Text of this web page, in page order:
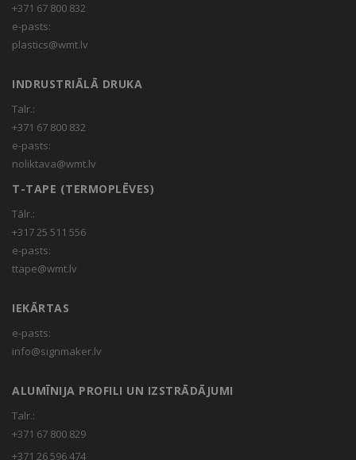
+371 67 800 832
e-pasts:
plastics@wmt.lv
INDRUSTRIĀLĀ DRUKA
Talr.:
+371 67 800 832
e-pasts:
noliktava@wmt.lv
T-TAPE (TERMOPLĒVES)
Tālr.:
+317 25 511 556
e-pasts:
ttape@wmt.lv
IEKĀRTAS
e-pasts:
info@signmaker.lv
ALUMĪNIJA PROFILI UN IZSTRĀDĀJUMI
Talr.:
+371 67 800 829
+371 26 596 474